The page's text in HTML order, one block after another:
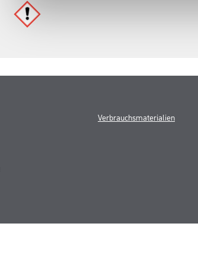
Verbrauchsmaterialien